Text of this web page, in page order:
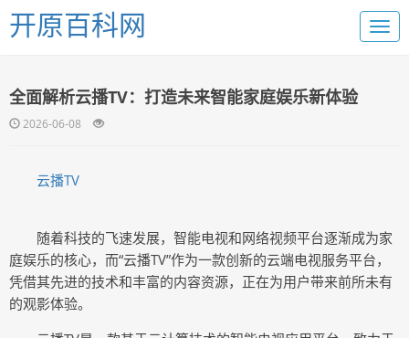
开原百科网
全面解析云播TV：打造未来智能家庭娱乐新体验
2026-06-08
云播TV
随着科技的飞速发展，智能电视和网络视频平台逐渐成为家
庭娱乐的核心，而“云播TV”作为一款创新的云端电视服务平台，
凭借其先进的技术和丰富的内容资源，正在为用户带来前所未有
的观影体验。